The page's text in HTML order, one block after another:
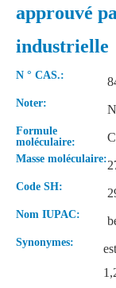
approuvé
industrielle
N ° CAS.:
Noter:
Formule
moléculaire:
Masse moléculaire:
Code SH:
Nom IUPAC:
Synonymes: